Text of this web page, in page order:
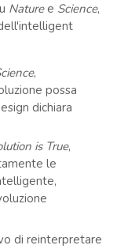
Naturee Science,
,
possa
dichiara
is True,
le
di reinterpretare